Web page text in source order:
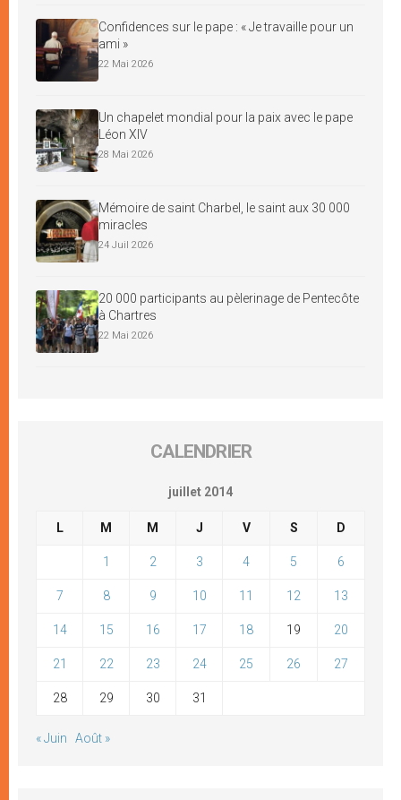
Confidences sur le pape : « Je travaille pour un
ami »
22 Mai 2026
Un chapelet mondial pour la paix avec le pape
Léon XIV
28 Mai 2026
Mémoire de saint Charbel, le saint aux 30 000
miracles
24 Juil 2026
20 000 participants au pèlerinage de Pentecôte
à Chartres
22 Mai 2026
CALENDRIER
juillet 2014
L M M J V S D
1 2 3 4 5 6
7 8 9 10 11 12 13
14 15 16 17 18 19 20
21 22 23 24 25 26 27
28 29 30 31
« Juin Août »